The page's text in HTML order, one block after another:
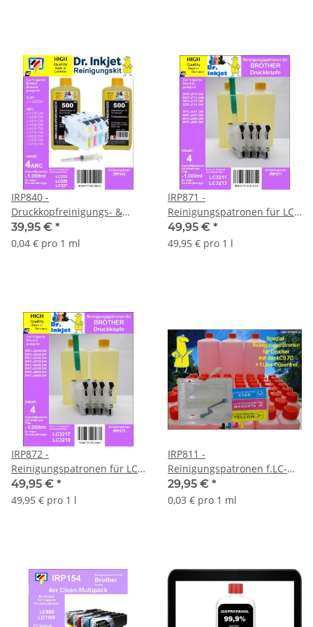
IRP840 -
Druckkopfreinigungs- &
Rettungskit für
LC223/225/227
39,95 € *
0,04 € pro 1 ml
IRP871 -
Reinigungspatronen für LC-
3213/3211 + 1 Liter
Druckkopfreiniger
49,95 € *
49,95 € pro 1 l
IRP872 -
Reinigungspatronen für LC-
3219 & LC-3217 + 1 Liter
Druckkopfreiniger
49,95 € *
49,95 € pro 1 l
IRP811 -
Reinigungspatronen f.LC-
970 + 1 Liter
Druckkopfreiniger
29,95 € *
0,03 € pro 1 ml